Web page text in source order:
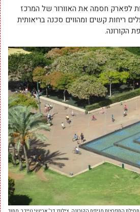
לפארק חסמה את האוורור של המרכז
ריחות קשים ומהווים סכנה בריאותית
הקורונה.